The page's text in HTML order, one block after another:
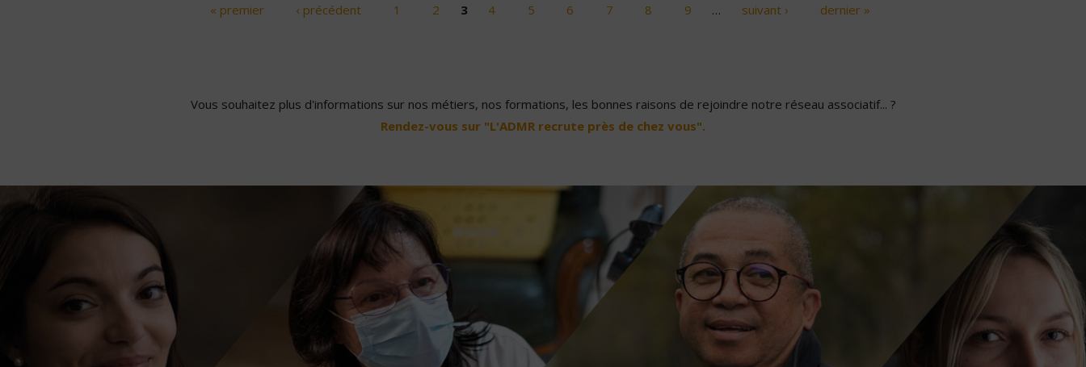
« premier ‹ précédent 1 2 3 4 5 6 7 8 9 … suivant › dernier »
Vous souhaitez plus d'informations sur nos métiers, nos formations, les bonnes raisons de rejoindre notre réseau associatif... ?
Rendez-vous sur "L'ADMR recrute près de chez vous".